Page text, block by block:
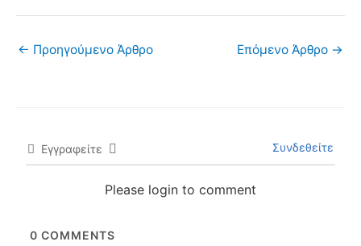
← Προηγούμενο Άρθρο Επόμενο Άρθρο →
Εγγραφείτε Συνδεθείτε
Please login to comment
0 COMMENTS